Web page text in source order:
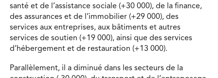
santé et de l’assistance sociale (+30 000), de la finance,
des assurances et de l’immobilier (+29 000), des
services aux entreprises, aux bâtiments et autres
services de soutien (+19 000), ainsi que des services
d’hébergement et de restauration (+13 000).
Parallèlement, il a diminué dans les secteurs de la